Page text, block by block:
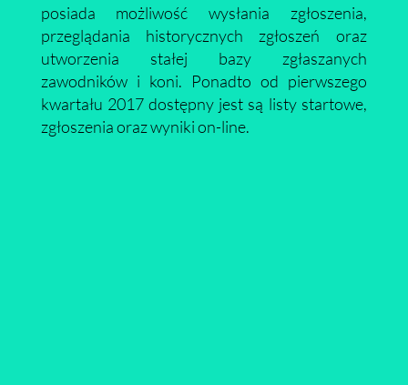
posiada możliwość wysłania zgłoszenia,
przeglądania historycznych zgłoszeń oraz
utworzenia stałej bazy zgłaszanych
zawodników i koni. Ponadto od pierwszego
kwartału 2017 dostępny jest są listy startowe,
zgłoszenia oraz wyniki on-line.